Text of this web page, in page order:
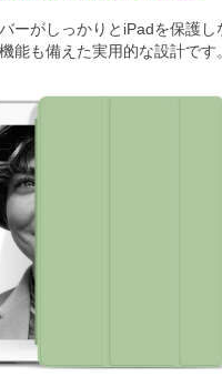
ーがしっかりとiPadを保護し
能も備えた実用的な設計です。